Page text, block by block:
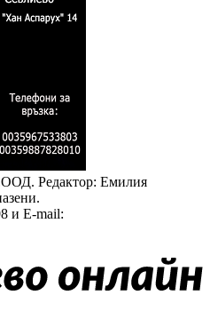
Редактор: Емилия
и E-mail: